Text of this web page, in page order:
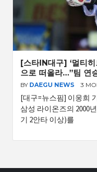
[스타IN대구] ‘멀티
으로 떠올라…”팀 연
BY DAEGU NEWS 3
[대구=뉴스핌] 이웅희
삼성 라이온즈의 2000
기 2안타 이상)를